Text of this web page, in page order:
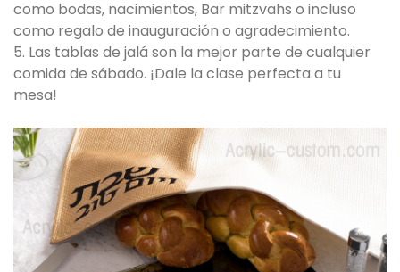
como bodas, nacimientos, Bar mitzvahs o incluso
como regalo de inauguración o agradecimiento.
5. Las tablas de jalá son la mejor parte de cualquier
comida de sábado. ¡Dale la clase perfecta a tu
mesa!